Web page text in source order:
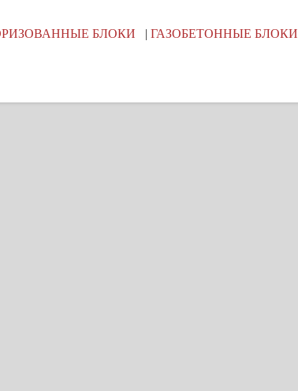
БЛОКИ | ГАЗОБЕТОННЫЕ БЛОКИ